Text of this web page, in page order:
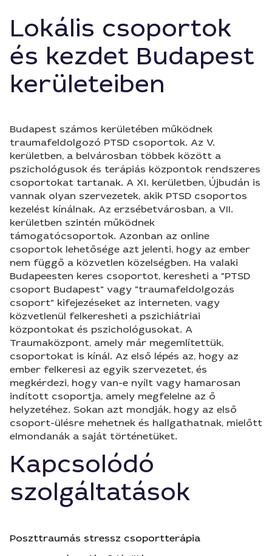
Lokális csoportok
és kezdet Budapest
kerületeiben
Budapest számos kerületében működnek
traumafeldolgozó PTSD csoportok. Az V.
kerületben, a belvárosban többek között a
pszichológusok és terápiás központok rendszeres
csoportokat tartanak. A XI. kerületben, Újbudán is
vannak olyan szervezetek, akik PTSD csoportos
kezelést kínálnak. Az erzsébetvárosban, a VII.
kerületben szintén működnek
támogatócsoportok. Azonban az online
csoportok lehetősége azt jelenti, hogy az ember
nem függő a közvetlen közelségben. Ha valaki
Budapeesten keres csoportot, keresheti a "PTSD
csoport Budapest" vagy "traumafeldolgozás
csoport" kifejezéseket az interneten, vagy
közvetlenül felkeresheti a pszichiátriai
központokat és pszichológusokat. A
Traumaközpont, amely már megemlítettük,
csoportokat is kínál. Az első lépés az, hogy az
ember felkeresi az egyik szervezetet, és
megkérdezi, hogy van-e nyílt vagy hamarosan
indított csoportja, amely megfelelne az ő
helyzetéhez. Sokan azt mondják, hogy az első
csoport-ülésre mehetnek és hallgathatnak, mielőtt
elmondanák a saját történetüket.
Kapcsolódó
szolgáltatások
Poszttraumás stressz csoportterápia